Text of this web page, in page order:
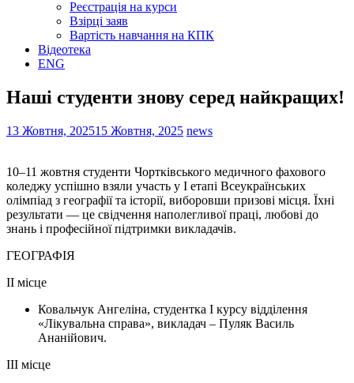
Реєстрація на курси
Взірці заяв
Вартість навчання на КПК
Відеотека
ENG
Наші студенти знову серед найкращих!
13 Жовтня, 202515 Жовтня, 2025 news
10–11 жовтня студенти Чортківського медичного фахового
коледжу успішно взяли участь у І етапі Всеукраїнських
олімпіад з географії та історії, виборовши призові місця. Їхні
результати — це свідчення наполегливої праці, любові до
знань і професійної підтримки викладачів.
ГЕОГРАФІЯ
ІІ місце
Ковальчук Ангеліна, студентка І курсу відділення
«Лікувальна справа», викладач – Пуляк Василь
Ананійович.
ІІІ місце